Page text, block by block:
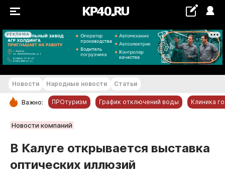
РЕКЛАМА
+22...+23 °С
РУБРИКИ
Новости компаний
Статьи
Новости Народные новости Статьи
Важно: ПРОтуризм График отключений воды Клиника
Новости компаний
В Калуге открывается выставка
оптических иллюзий